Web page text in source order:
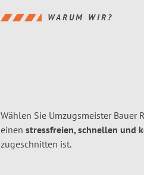
WARUM WIR?
Wählen Sie Umzugsmeister Bauer
einen stressfreien, schnellen und
zugeschnitten ist.